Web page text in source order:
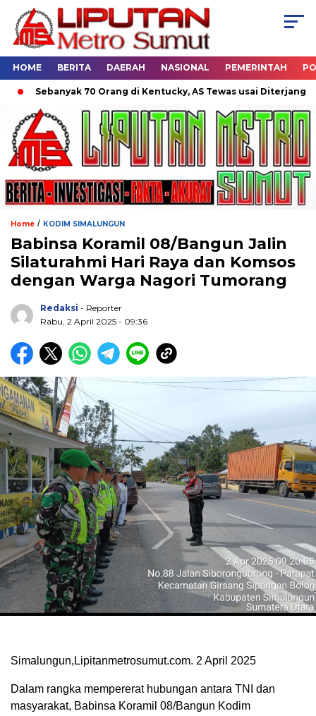
HOME BERITA DAERAH NASIONAL PEMERINTAH
Sebanyak 70 Orang di Kentucky, AS Tewas usai Diterjang
Home / KODIM SIMALUNGUN
Babinsa Koramil 08/Bangun Jalin
Silaturahmi Hari Raya dan Komsos
dengan Warga Nagori Tumorang
Redaksi - Reporter
Rabu, 2 April 2025 - 09:36
Simalungun,Lipitanmetrosumut.com. 2 April 2025
Dalam rangka mempererat hubungan antara TNI dan
masyarakat, Babinsa Koramil 08/Bangun Kodim